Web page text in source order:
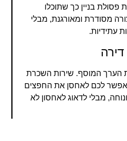
בניין כך שתוכלו
מסודרת ומאורגנת, מבלי
עתידיות.
הערך המוסף. שירות השכרת
לכם לאחסן את החפצים
מבלי לדאוג לאחסון לא